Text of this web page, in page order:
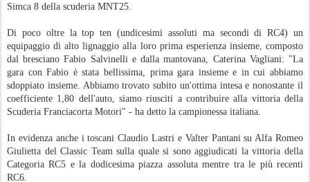
Simca 8 della scuderia MNT25.
Di poco oltre la top ten (undicesimi assoluti ma secondi di RC4) un
equipaggio di alto lignaggio alla loro prima esperienza insieme, composto
dal bresciano Fabio Salvinelli e dalla mantovana, Caterina Vagliani: "La
gara con Fabio è stata bellissima, prima gara insieme e in cui abbiamo
sdoppiato insieme. Abbiamo trovato subito un'ottima intesa e nonostante il
coefficiente 1,80 dell'auto, siamo riusciti a contribuire alla vittoria della
Scuderia Franciacorta Motori" - ha detto la campionessa italiana.
In evidenza anche i toscani Claudio Lastri e Valter Pantani su Alfa Romeo
Giulietta del Classic Team sulla quale si sono aggiudicati la vittoria della
Categoria RC5 e la dodicesima piazza assoluta mentre tra le più recenti
RC6.